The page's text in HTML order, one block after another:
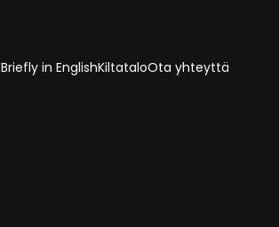
Briefly in EnglishKiltataloOta yhteyttä